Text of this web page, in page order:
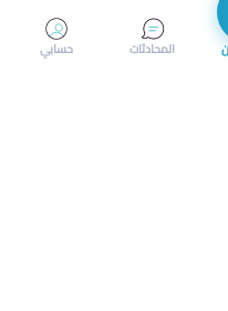
إجراء مكالمة
حسابي المحادثات